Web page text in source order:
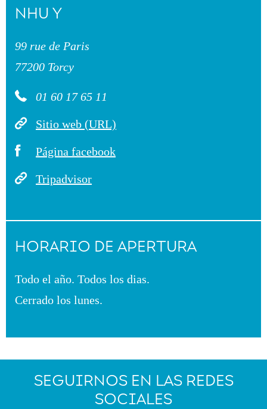
NHU Y
99 rue de Paris
77200 Torcy
01 60 17 65 11
Sitio web (URL)
Página facebook
Tripadvisor
HORARIO DE APERTURA
Todo el año. Todos los dias.
Cerrado los lunes.
SEGUIRNOS EN LAS REDES
SOCIALES